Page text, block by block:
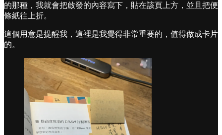
的那種，我就會把啟發的內容寫下，貼在該頁上方，並且把便
條紙往上折。
這個用意是提醒我，這裡是我覺得非常重要的，值得做成卡片
的。